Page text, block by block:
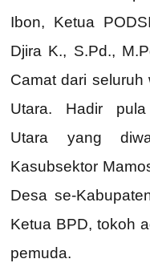
Ibon, Ketua
Djira K., S.Pd.,
Camat dari seluruh
Utara. Hadir pula
Utara yang
Kasubsektor
Desa se-
Ketua BPD, tokoh
pemuda.